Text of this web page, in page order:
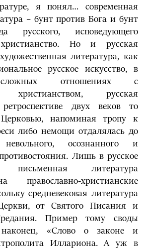
я понял… современная
– бунт против Бога и бунт
русского, исповедующего
христианство. Но и русская
литература, как
русское искусство, в
отношениях с
христианством, русская
двух веков то
напоминая тропу к
либо немощи отдалялась до
осознанного и
Лишь в русское
письменная литература
православно-христианские
средневековая литература
от Святого Писания и
Пример тому своды
«Слово о законе и
Иллариона. А уж в